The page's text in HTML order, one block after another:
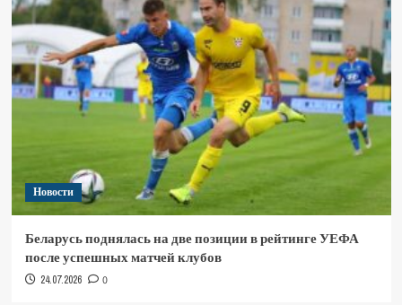
Новости
Беларусь поднялась на две позиции в рейтинге УЕФА
после успешных матчей клубов
24.07.2026 0